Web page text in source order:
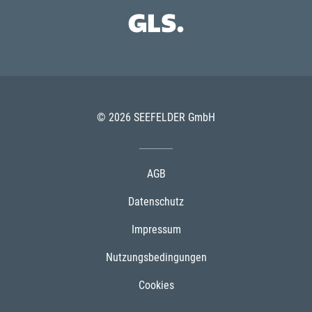
© 2026 SEEFELDER GmbH
AGB
Datenschutz
Impressum
Nutzungsbedingungen
Cookies